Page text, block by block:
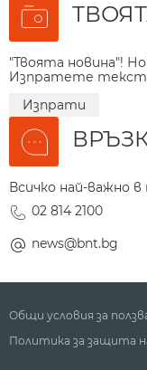
"Твоята новина"!
Изпратете текст,
Изпрати
Всичко най-важно
02 814 2100
news@bnt.bg
Общи условия за
Политика за защита